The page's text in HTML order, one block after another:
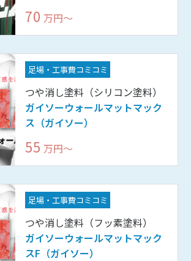
70 万円〜
足場・工事費コミコミ
つや消し塗料（シリコン塗料）
ガイソーウォールマットマック
ス（ガイソー）
55 万円〜
足場・工事費コミコミ
つや消し塗料（フッ素塗料）
ガイソーウォールマットマック
スF（ガイソー）